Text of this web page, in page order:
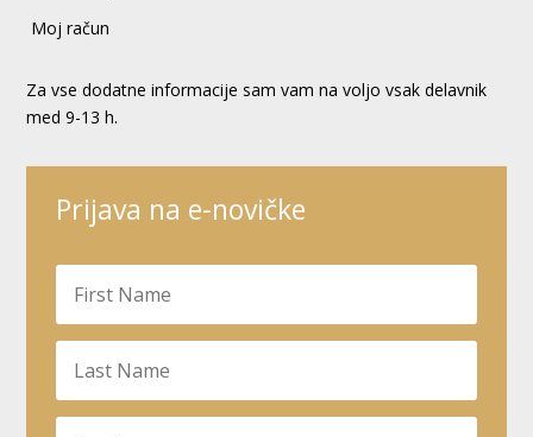
Moj račun
Za vse dodatne informacije sam vam na voljo vsak delavnik
med 9-13 h.
Prijava na e-novičke